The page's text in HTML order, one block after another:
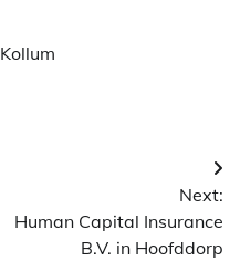
Kollum
Next:
Human Capital Insurance
B.V. in Hoofddorp